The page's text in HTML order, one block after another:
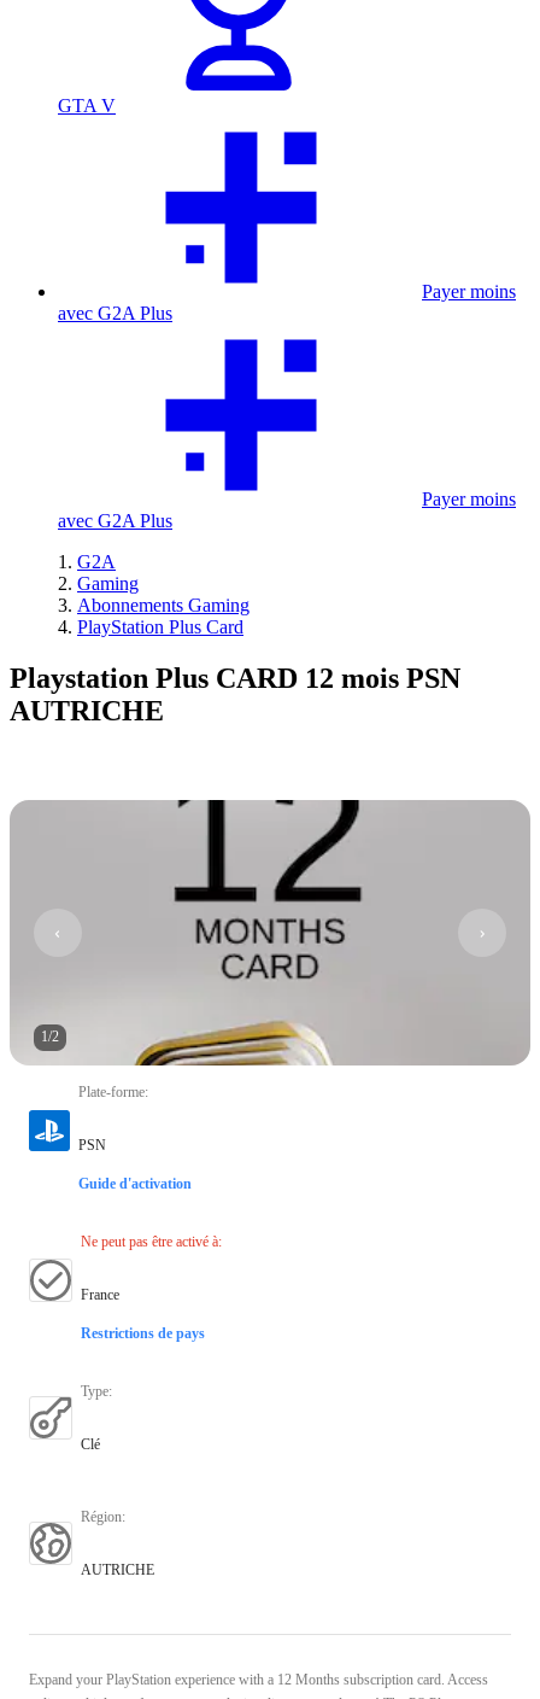
GTA V
Payer moins
avec G2A Plus
Payer moins
avec G2A Plus
G2A
Gaming
Abonnements Gaming
PlayStation Plus Card
Playstation Plus CARD 12 mois PSN
AUTRICHE
1/2
Plate-forme:
PSN
Guide d'activation
Ne peut pas être activé à:
France
Restrictions de pays
Type:
Clé
Région:
AUTRICHE
Expand your PlayStation experience with a 12 Months subscription card. Access